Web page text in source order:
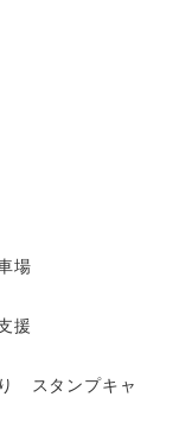
場
援
スタンプキャ